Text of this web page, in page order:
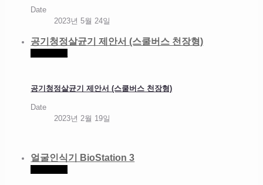
Date
2023년 5월 24일
공기청정살균기 제안서 (스쿨버스 천장형)
공기청정살균기 제안서 (스쿨버스 천장형)
Date
2023년 2월 19일
얼굴인식기 BioStation 3